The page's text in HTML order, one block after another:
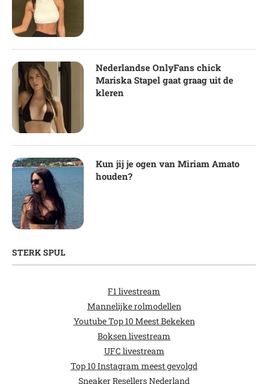
Nederlandse OnlyFans chick
Mariska Stapel gaat graag uit de
kleren
Kun jij je ogen van Miriam Amato
houden?
STERK SPUL
F1 livestream
Mannelijke rolmodellen
Youtube Top 10 Meest Bekeken
Boksen livestream
UFC livestream
Top 10 Instagram meest gevolgd
Sneaker Resellers Nederland